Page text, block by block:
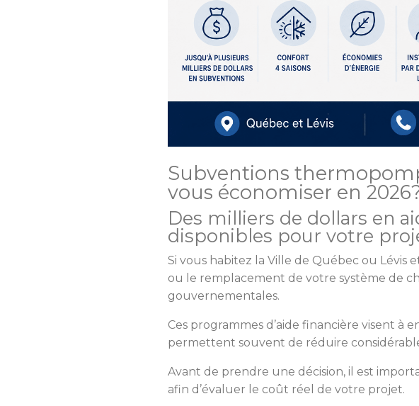
Subventions
vous économiser en
Des milliers de dollars en
disponibles pour votre
Si vous habitez la Ville de Québec ou Lévis
ou le remplacement de votre système de
gouvernementales.
Ces programmes d’aide financière visent à
permettent souvent de réduire
Avant de prendre une décision, il est
afin d’évaluer le coût réel de votre projet.